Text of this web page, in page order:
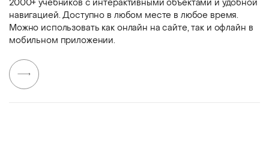
2000+ учебников с интерактивными объектами и удобной
навигацией. Доступно в любом месте в любое время.
Можно использовать как онлайн на сайте, так и офлайн в
мобильном приложении.